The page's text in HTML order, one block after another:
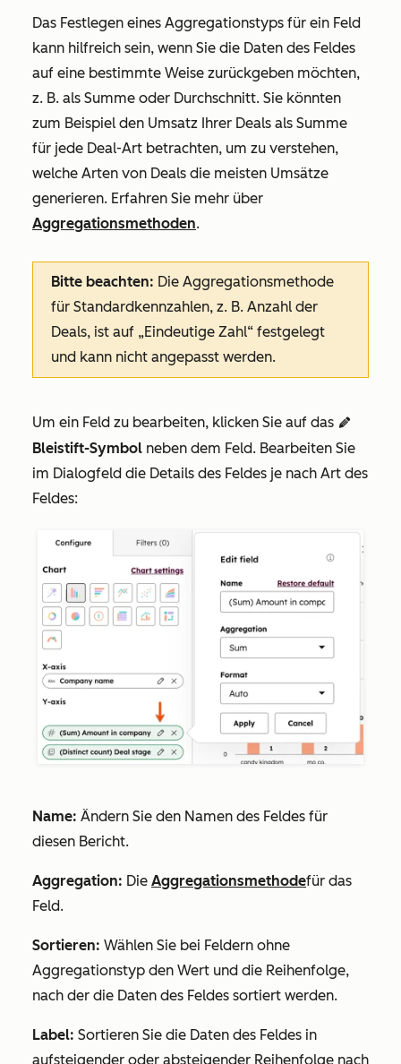
Das Festlegen eines Aggregationstyps für ein Feld
kann hilfreich sein, wenn Sie die Daten des Feldes
auf eine bestimmte Weise zurückgeben möchten,
z. B. als Summe oder Durchschnitt. Sie könnten
zum Beispiel den Umsatz Ihrer Deals als Summe
für jede Deal-Art betrachten, um zu verstehen,
welche Arten von Deals die meisten Umsätze
generieren. Erfahren Sie mehr über
Aggregationsmethoden.
Bitte beachten: Die Aggregationsmethode
für Standardkennzahlen, z. B. Anzahl der
Deals, ist auf „Eindeutige Zahl“ festgelegt
und kann nicht angepasst werden.
Um ein Feld zu bearbeiten, klicken Sie auf das edit
Bleistift-Symbol neben dem Feld. Bearbeiten Sie
im Dialogfeld die Details des Feldes je nach Art des
Feldes:
Name: Ändern Sie den Namen des Feldes für
diesen Bericht.
Aggregation: Die Aggregationsmethodefür das
Feld.
Sortieren: Wählen Sie bei Feldern ohne
Aggregationstyp den Wert und die Reihenfolge,
nach der die Daten des Feldes sortiert werden.
Label: Sortieren Sie die Daten des Feldes in
aufsteigender oder absteigender Reihenfolge nach